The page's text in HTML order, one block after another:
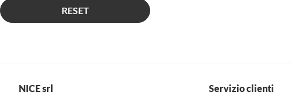
RESET
NICE srl Servizio clienti